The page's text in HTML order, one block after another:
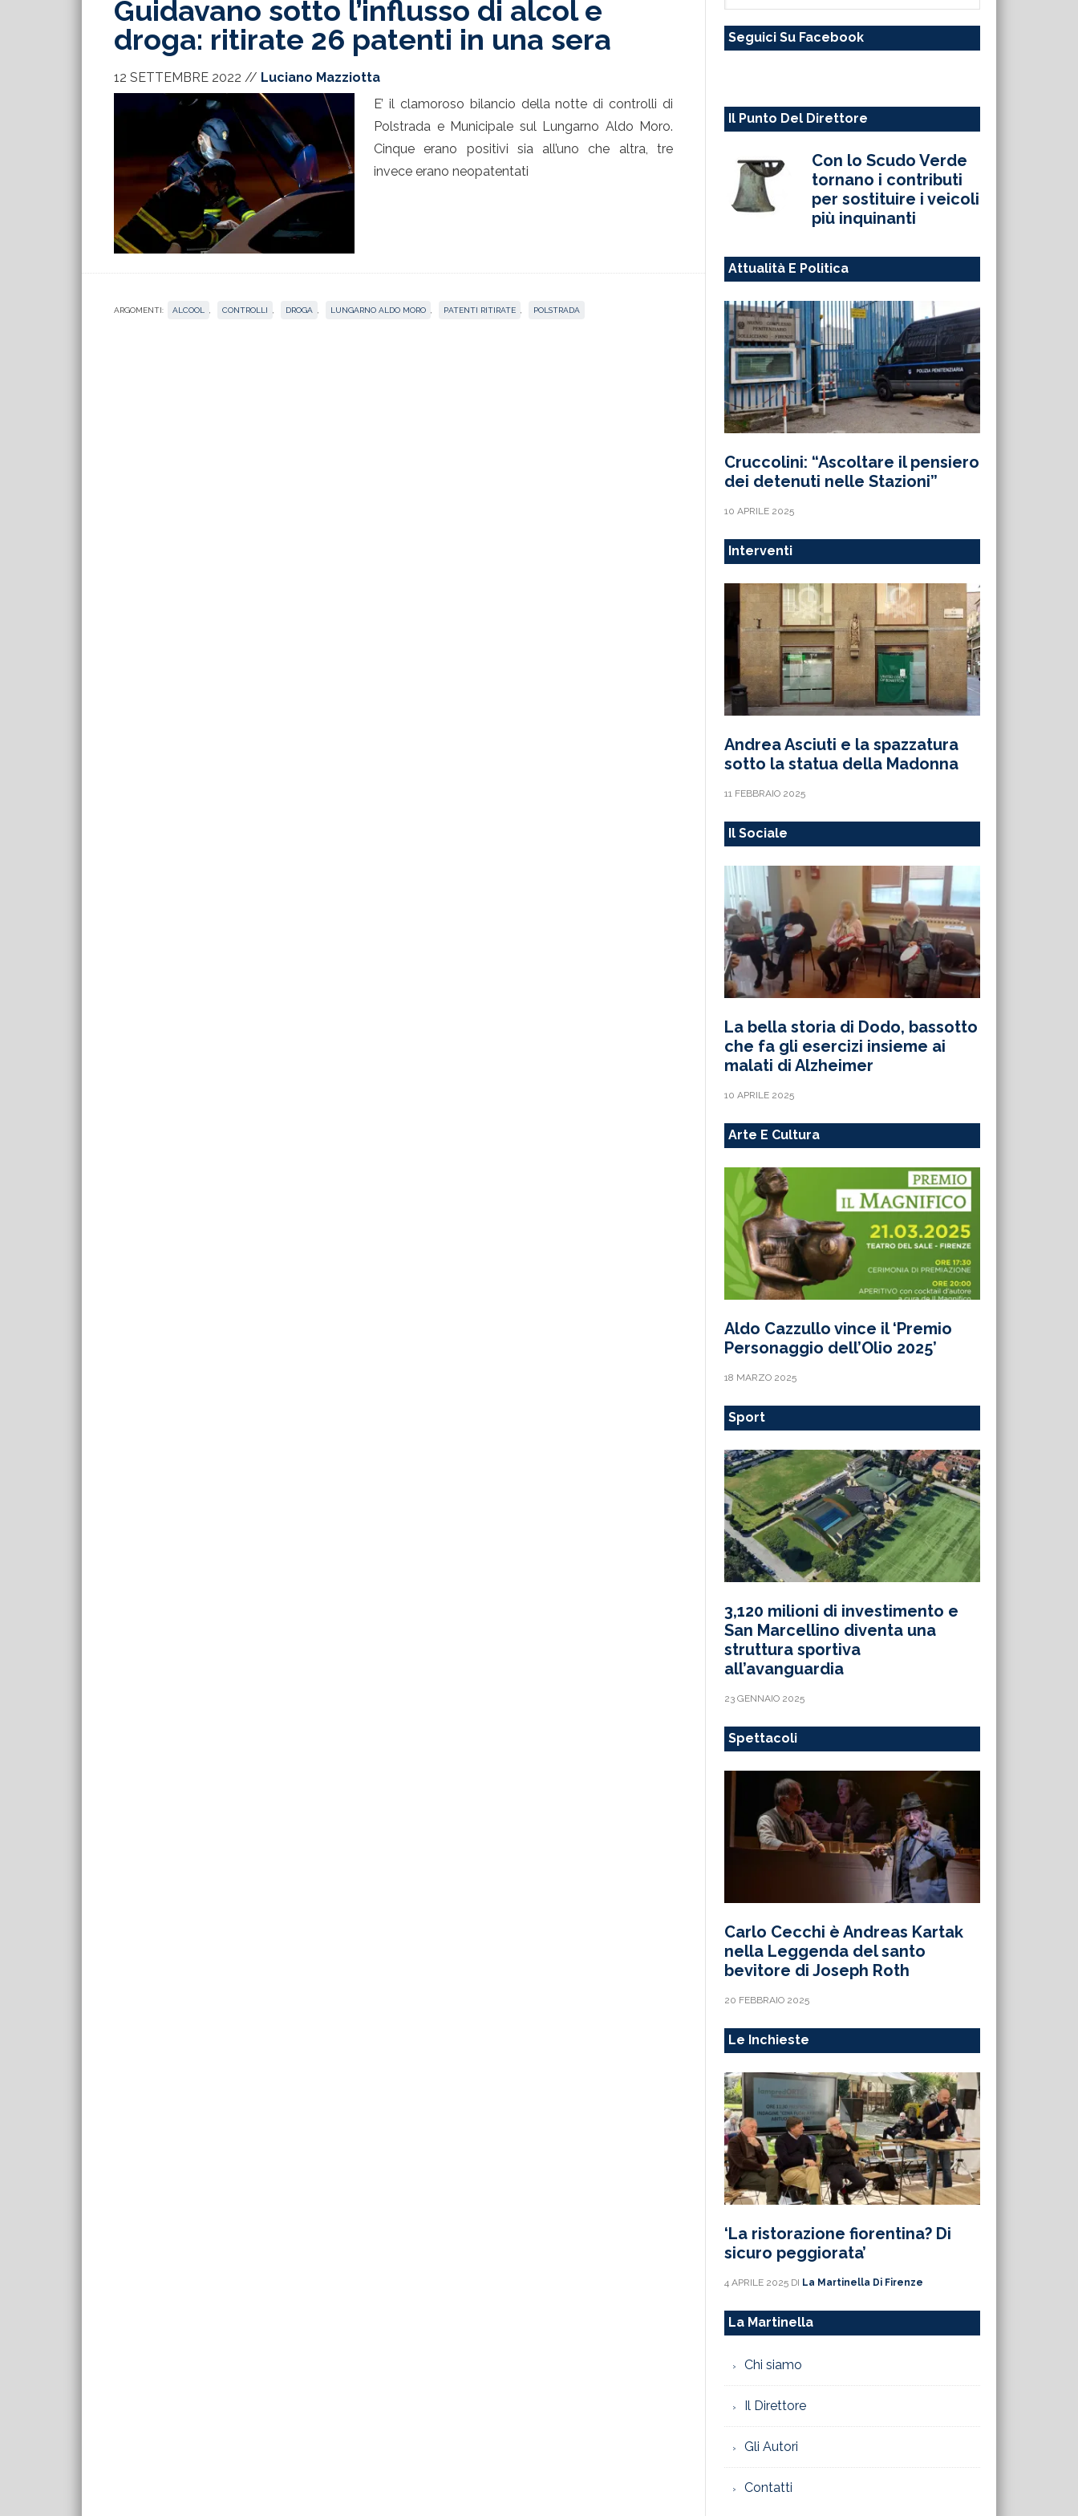
Guidavano sotto l’influsso di alcol e
droga: ritirate 26 patenti in una sera
12 SETTEMBRE 2022 // Luciano Mazziotta
E’ il clamoroso bilancio della notte di controlli di
Polstrada e Municipale sul Lungarno Aldo Moro.
Cinque erano positivi sia all’uno che altra, tre
invece erano neopatentati
ARGOMENTI: ALCOOL CONTROLLI DROGA LUNGARNO ALDO MORO PATENTI RITIRATE POLSTRADA
sito
Seguici Su Facebook
Il Punto Del Direttore
Con lo Scudo Verde
tornano i contributi
per sostituire i veicoli
più inquinanti
Attualità E Politica
Cruccolini: “Ascoltare il pensiero
dei detenuti nelle Stazioni”
10 APRILE 2025
Interventi
Andrea Asciuti e la spazzatura
sotto la statua della Madonna
11 FEBBRAIO 2025
Il Sociale
La bella storia di Dodo, bassotto
che fa gli esercizi insieme ai
malati di Alzheimer
10 APRILE 2025
Arte E Cultura
Aldo Cazzullo vince il ‘Premio
Personaggio dell’Olio 2025’
18 MARZO 2025
Sport
3,120 milioni di investimento e
San Marcellino diventa una
struttura sportiva
all’avanguardia
23 GENNAIO 2025
Spettacoli
Carlo Cecchi è Andreas Kartak
nella Leggenda del santo
bevitore di Joseph Roth
20 FEBBRAIO 2025
Le Inchieste
‘La ristorazione fiorentina? Di
sicuro peggiorata’
4 APRILE 2025 DI La Martinella Di Firenze
La Martinella
Chi siamo
Il Direttore
Gli Autori
Contatti